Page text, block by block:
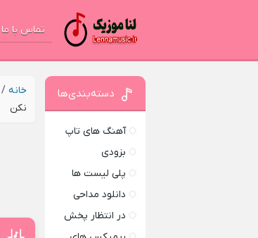
تماس با ما
خانه /
نکن
دسته‌بندی‌ها
آهنگ های تاپ
بزودی
پلی لیست ها
دانلود مداحی
در انتظار پخش